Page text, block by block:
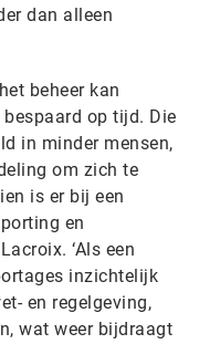
dan alleen
beheer kan
op tijd. Die
in minder mensen,
om zich te
is er bij een
en
‘Als een
inzichtelijk
en regelgeving,
wat weer bijdraagt